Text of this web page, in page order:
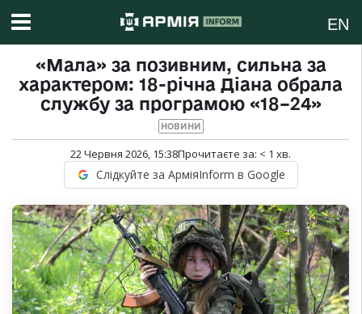
EN
«Мала» за позивним, сильна за
характером: 18-річна Діана обрала
службу за програмою «18–24»
НОВИНИ
22 Червня 2026, 15:38Прочитаєте за: < 1 хв.
Слідкуйте за АрміяInform в Google